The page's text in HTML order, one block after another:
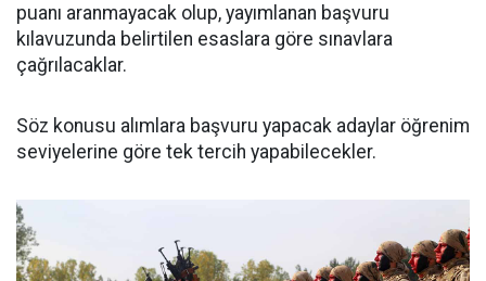
puanı aranmayacak olup, yayımlanan başvuru
kılavuzunda belirtilen esaslara göre sınavlara
çağrılacaklar.
Söz konusu alımlara başvuru yapacak adaylar öğrenim
seviyelerine göre tek tercih yapabilecekler.